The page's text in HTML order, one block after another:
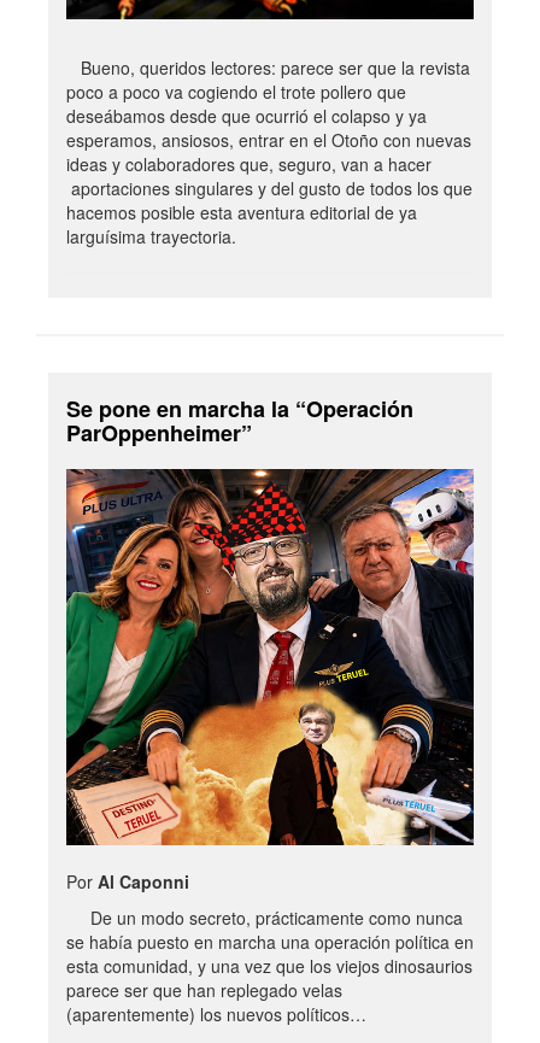
Bueno, queridos lectores: parece ser que la revista
poco a poco va cogiendo el trote pollero que
deseábamos desde que ocurrió el colapso y ya
esperamos, ansiosos, entrar en el Otoño con nuevas
ideas y colaboradores que, seguro, van a hacer
aportaciones singulares y del gusto de todos los que
hacemos posible esta aventura editorial de ya
larguísima trayectoria.
Se pone en marcha la “Operación
ParOppenheimer”
Por Al Caponni
De un modo secreto, prácticamente como nunca
se había puesto en marcha una operación política en
esta comunidad, y una vez que los viejos dinosaurios
parece ser que han replegado velas
(aparentemente) los nuevos políticos…